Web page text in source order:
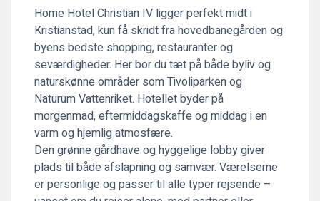
Home Hotel Christian IV ligger perfekt midt i
Kristianstad, kun få skridt fra hovedbanegården og
byens bedste shopping, restauranter og
seværdigheder. Her bor du tæt på både byliv og
naturskønne områder som Tivoliparken og
Naturum Vattenriket. Hotellet byder på
morgenmad, eftermiddagskaffe og middag i en
varm og hjemlig atmosfære.
Den grønne gårdhave og hyggelige lobby giver
plads til både afslapning og samvær. Værelserne
er personlige og passer til alle typer rejsende –